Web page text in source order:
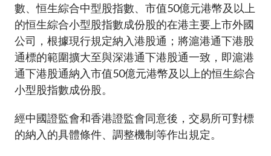
數、恒生綜合中型股指數、市值50億元港幣及以上
的恒生綜合小型股指數成份股的在港主要上市外國
公司，根據現行規定納入港股通；將滬港通下港股
通標的範圍擴大至與深港通下港股通一致，即滬港
通下港股通納入市值50億元港幣及以上的恒生綜合
小型股指數成份股。
經中國證監會和香港證監會同意後，交易所可對標
的納入的具體條件、調整機制等作出規定。